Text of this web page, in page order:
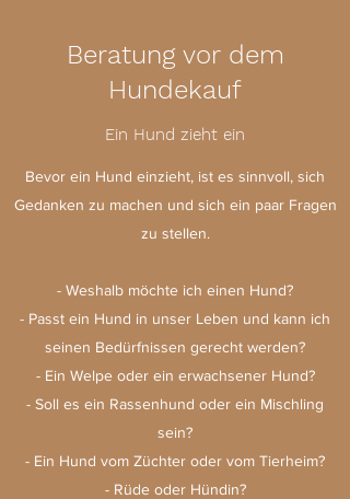
Beratung vor dem
Hundekauf
Ein Hund zieht ein
Bevor ein Hund einzieht, ist es sinnvoll, sich
Gedanken zu machen und sich ein paar Fragen
zu stellen.
- Weshalb möchte ich einen Hund?
- Passt ein Hund in unser Leben und kann ich
seinen Bedürfnissen gerecht werden?
- Ein Welpe oder ein erwachsener Hund?
- Soll es ein Rassenhund oder ein Mischling
sein?
- Ein Hund vom Züchter oder vom Tierheim?
- Rüde oder Hündin?